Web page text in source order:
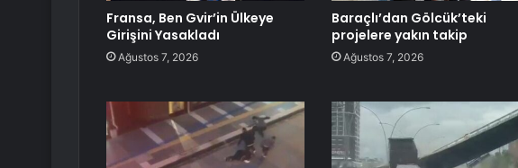
Fransa, Ben Gvir’in Ülkeye
Girişini Yasakladı
Ağustos 7, 2026
Baraçlı’dan Gölcük’teki
projelere yakın takip
Ağustos 7, 2026